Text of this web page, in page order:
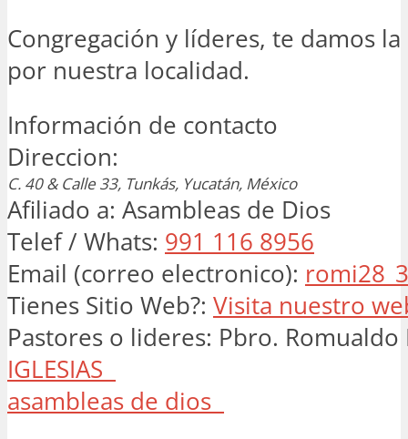
Congregación y líderes, te damos
por nuestra localidad.
Información de contacto
Direccion:
C. 40 & Calle 33, Tunkás, Yucatán, México
Afiliado a: Asambleas de Dios
Telef / Whats: 991 116 8956
Email (correo electronico):
Tienes Sitio Web?: Visita nuestro
Pastores o lideres: Pbro. Romualdo
IGLESIAS
asambleas de dios